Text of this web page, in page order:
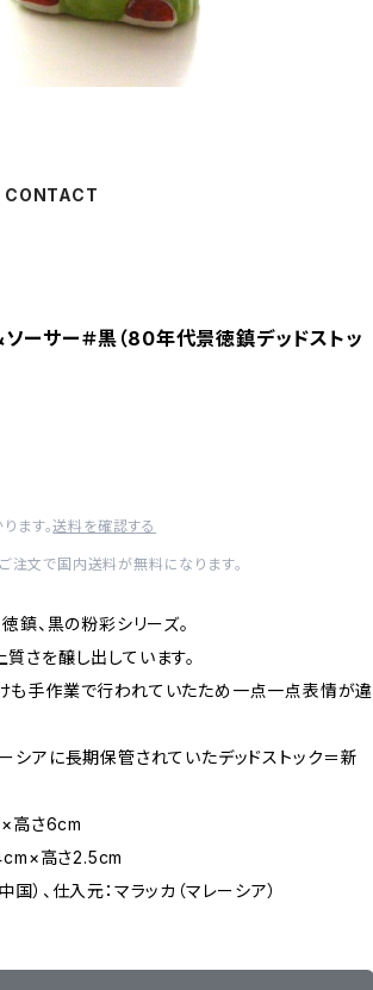
CONTACT
ーサー＃黒（80年代景徳鎮デッドストッ
ます。送料を確認する
注文で国内送料が無料になります。
鎮、黒の粉彩シリーズ。
さを醸し出しています。
も手作業で行われていたため一点一点表情が違
シアに長期保管されていたデッドストック＝新
高さ6cm
高さ2.5cm
国）、仕入元：マラッカ（マレーシア）